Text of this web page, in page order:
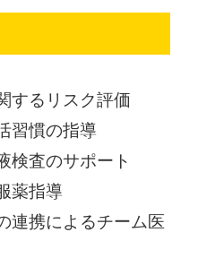
するリスク評価
習慣の指導
検査のサポート
薬指導
連携によるチーム医